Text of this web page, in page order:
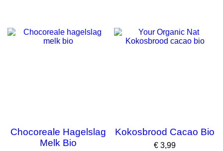
Chocoreale Hagelslag
Melk Bio
Kokosbrood Cacao Bio
Prijs
€ 3,99